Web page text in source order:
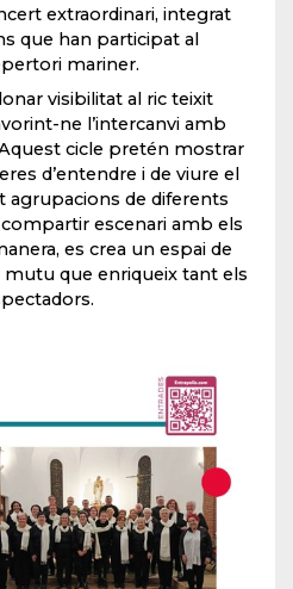
extraordinari, integrat
que han participat al
mariner.
visibilitat al ric teixit
ne l’intercanvi amb
cicle pretén mostrar
d’entendre i de viure el
agrupacions de diferents
escenari amb els
es crea un espai de
que enriqueix tant els